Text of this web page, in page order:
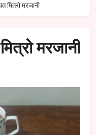
मित्रो मरजानी
मरजानी